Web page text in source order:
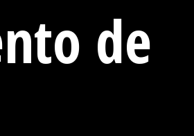
de